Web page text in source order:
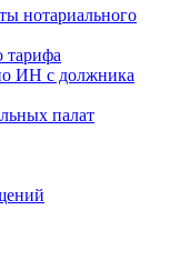
нотариального
тарифа
ИН с должника
палат